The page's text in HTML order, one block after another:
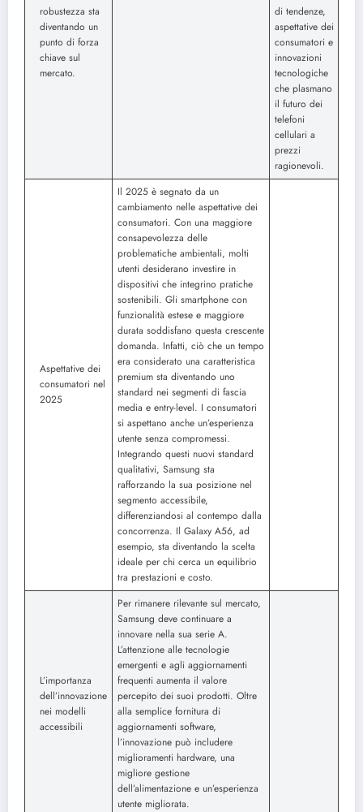
robustezza sta
diventando un
punto di forza
chiave sul
mercato.
di tendenze,
aspettative dei
consumatori e
innovazioni
tecnologiche
che plasmano
il futuro dei
telefoni
cellulari a
prezzi
ragionevoli.
Aspettative dei
consumatori nel
2025
Il 2025 è segnato da un
cambiamento nelle aspettative dei
consumatori. Con una maggiore
consapevolezza delle
problematiche ambientali, molti
utenti desiderano investire in
dispositivi che integrino pratiche
sostenibili. Gli smartphone con
funzionalità estese e maggiore
durata soddisfano questa crescente
domanda. Infatti, ciò che un tempo
era considerato una caratteristica
premium sta diventando uno
standard nei segmenti di fascia
media e entry-level. I consumatori
si aspettano anche un’esperienza
utente senza compromessi.
Integrando questi nuovi standard
qualitativi, Samsung sta
rafforzando la sua posizione nel
segmento accessibile,
differenziandosi al contempo dalla
concorrenza. Il Galaxy A56, ad
esempio, sta diventando la scelta
ideale per chi cerca un equilibrio
tra prestazioni e costo.
L’importanza
dell’innovazione
nei modelli
accessibili
Per rimanere rilevante sul mercato,
Samsung deve continuare a
innovare nella sua serie A.
L’attenzione alle tecnologie
emergenti e agli aggiornamenti
frequenti aumenta il valore
percepito dei suoi prodotti. Oltre
alla semplice fornitura di
aggiornamenti software,
l’innovazione può includere
miglioramenti hardware, una
migliore gestione
dell’alimentazione e un’esperienza
utente migliorata.